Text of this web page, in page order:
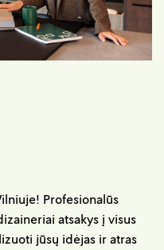
Profesionalūs
atsakys į visus
jūsų idėjas ir atras